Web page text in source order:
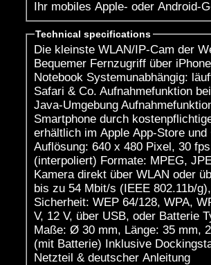
Ihr mobiles Apple- oder Android-
Technical specifications
Die kleinste WLAN/IP-Cam der
Bequemer Fernzugriff über
Notebook Systemunabhängig:
Safari & Co. Aufnahmefunktion
Java-Umgebung
Smartphone durch
erhältlich im Apple App-Store
Auflösung: 640 x 480 Pixel, 30
(interpoliert) Formate: MPEG,
Kamera direkt über WLAN oder
bis zu 54 Mbit/s (IEEE 802.11b/
Sicherheit: WEP 64/128, WPA,
V, 12 V, über USB, oder Batterie
Maße: Ø 30 mm, Länge: 35 mm,
(mit Batterie) Inklusive
Netzteil & deutscher Anleitung